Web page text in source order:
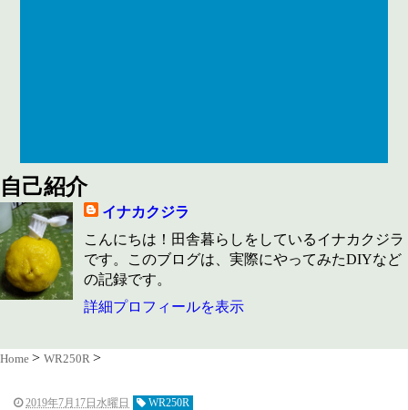
自己紹介
イナカクジラ
こんにちは！田舎暮らしをしているイナカクジラ
です。このブログは、実際にやってみたDIYなど
の記録です。
詳細プロフィールを表示
Home WR250R
2019年7月17日水曜日 WR250R